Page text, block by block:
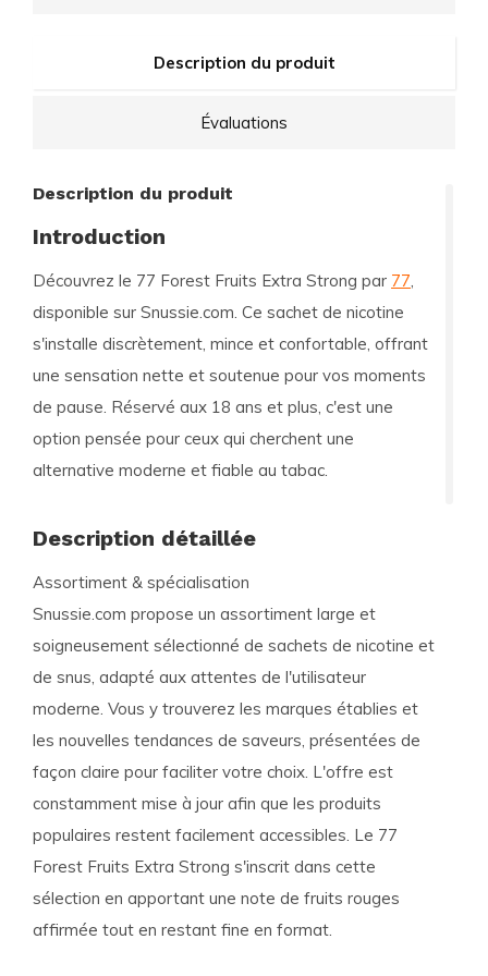
Description du produit
Évaluations
Description du produit
Introduction
Découvrez le 77 Forest Fruits Extra Strong par 77,
disponible sur Snussie.com. Ce sachet de nicotine
s'installe discrètement, mince et confortable, offrant
une sensation nette et soutenue pour vos moments
de pause. Réservé aux 18 ans et plus, c'est une
option pensée pour ceux qui cherchent une
alternative moderne et fiable au tabac.
Description détaillée
Assortiment & spécialisation
Snussie.com propose un assortiment large et
soigneusement sélectionné de sachets de nicotine et
de snus, adapté aux attentes de l'utilisateur
moderne. Vous y trouverez les marques établies et
les nouvelles tendances de saveurs, présentées de
façon claire pour faciliter votre choix. L'offre est
constamment mise à jour afin que les produits
populaires restent facilement accessibles. Le 77
Forest Fruits Extra Strong s'inscrit dans cette
sélection en apportant une note de fruits rouges
affirmée tout en restant fine en format.